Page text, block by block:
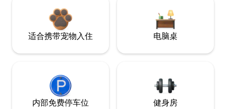
适合携带宠物入住 电脑桌
内部免费停车位 健身房